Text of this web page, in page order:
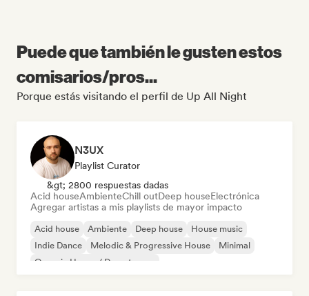
Puede que también le gusten estos
comisarios/pros...
Porque estás visitando el perfil de Up All Night
N3UX
Playlist Curator
&gt; 2800 respuestas dadas
Acid houseAmbienteChill outDeep houseElectrónica
Agregar artistas a mis playlists de mayor impacto
Acid house Ambiente Deep house
House music
Indie Dance
Melodic & Progressive House
Minimal
Organic House / Downtempo